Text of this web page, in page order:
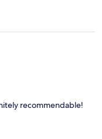
recommendable!